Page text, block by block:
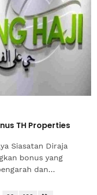
TH Properties
Siasatan Diraja
bonus yang
dan